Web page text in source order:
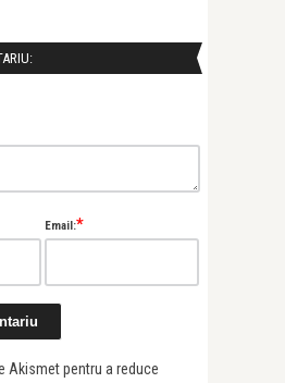
Email:*
pentru a reduce